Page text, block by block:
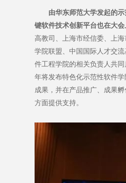
由华东师范大学发起的
键软件技术创新平台也在大
高教司、上海市经信委、上
学院联盟、中国国际人才交
件工程学院的相关负责人共
年将发布特色化示范性软件
成果，并在产品推广、成果
方面提供支持。